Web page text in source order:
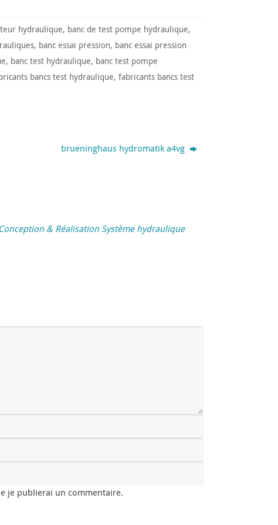
hydraulique, banc de test pompe hydraulique,
, banc essai pression, banc essai pression
, banc test hydraulique, banc test pompe
bancs test hydraulique, fabricants bancs test
brueninghaus hydromatik a4vg
Conception & Réalisation Système hydraulique
je publierai un commentaire.